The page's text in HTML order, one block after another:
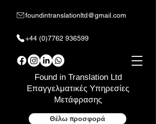
foundintranslationltd@gmail.com
+44 (0)7762 936599
Found in Translation Ltd
Επαγγελματικές Υπηρεσίες
Μετάφρασης
Θέλω προσφορά